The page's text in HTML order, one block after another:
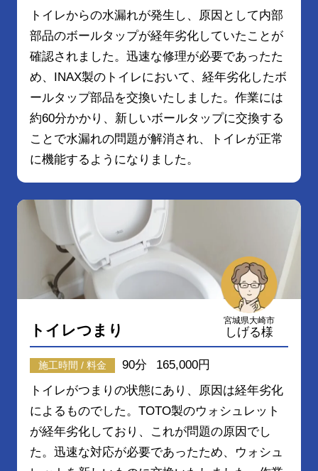
トイレからの水漏れが発生し、原因として内部
部品のボールタップが経年劣化していたことが
確認されました。迅速な修理が必要であったた
め、INAX製のトイレにおいて、経年劣化したボ
ールタップ部品を交換いたしました。作業には
約60分かかり、新しいボールタップに交換する
ことで水漏れの問題が解消され、トイレが正常
に機能するようになりました。
宮城県大崎市
しげる様
トイレつまり
施工時間 / 料金 90分
165,000円
トイレがつまりの状態にあり、原因は経年劣化
によるものでした。TOTO製のウォシュレット
が経年劣化しており、これが問題の原因でし
た。迅速な対応が必要であったため、ウォシュ